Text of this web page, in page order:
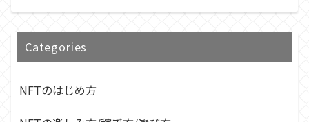
Categories
NFTのはじめ方